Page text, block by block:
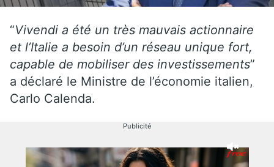
“Vivendi a été un très mauvais actionnaire
et l’Italie a besoin d’un réseau unique fort,
capable de mobiliser des investissements”
a déclaré le Ministre de l’économie italien,
Carlo Calenda.
Publicité